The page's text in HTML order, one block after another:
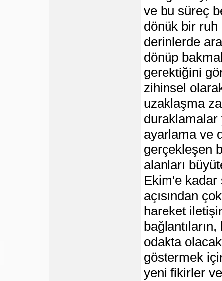
ve bu süreç
dönük bir ruh
derinlerde
dönüp
gerektiğini
zihinsel
uzaklaşma
duraklamalar
ayarlama ve
gerçekleşen
alanları
Ekim'e kadar
açısından
hareket
odakta
göstermek
yeni fikirler